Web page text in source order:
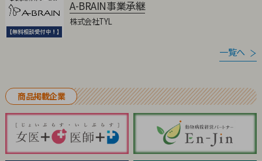
A-BRAIN事業承継
株式会社TYL
一覧へ
商品掲載企業